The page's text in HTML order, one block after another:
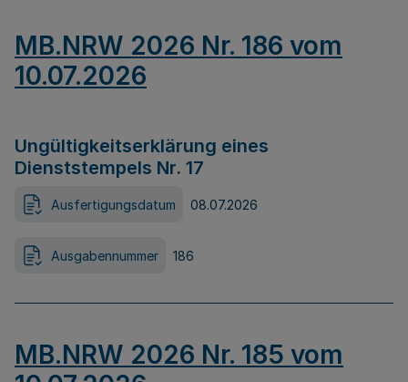
MB.NRW 2026 Nr. 186 vom
10.07.2026
Ungültigkeitserklärung eines
Dienststempels Nr. 17
Ausfertigungsdatum 08.07.2026
Ausgabennummer 186
MB.NRW 2026 Nr. 185 vom